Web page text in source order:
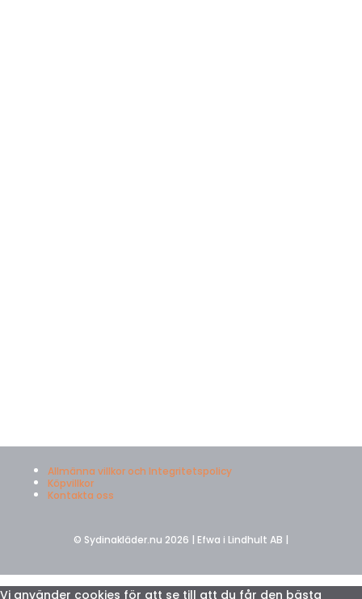
Allmänna villkor och Integritetspolicy
Köpvillkor
Kontakta oss
© Sydinakläder.nu 2026 | Efwa i Lindhult AB |
Vi använder cookies för att se till att du får den bästa